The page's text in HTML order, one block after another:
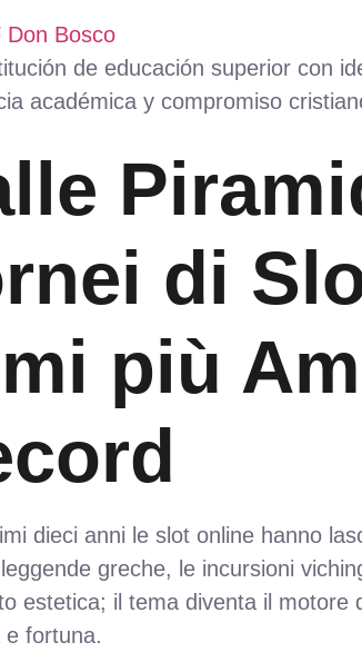
de educación superior con
académica y compromiso
di
più
dieci anni le slot online hanno
greche, le incursioni
estetica; il tema diventa il
e fortuna.